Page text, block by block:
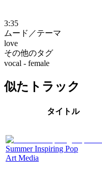
3:35
ムード／テーマ
love
その他のタグ
vocal - female
似たトラック
タイトル
Summer Inspiring Pop
Art Media